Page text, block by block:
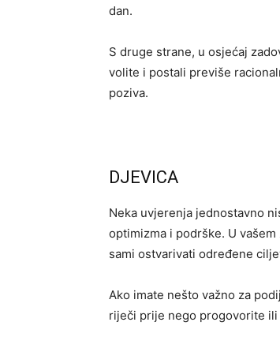
dan.
S druge strane, u osjećaj
volite i postali previše
poziva.
DJEVICA
Neka uvjerenja jednostavno
optimizma i podrške. U
sami ostvarivati ​​određene
Ako imate nešto važno za
riječi prije nego progovorite